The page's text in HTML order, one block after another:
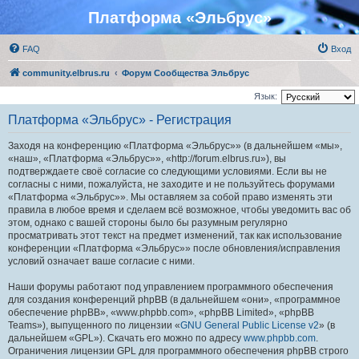
Платформа «Эльбрус»
FAQ Вход
community.elbrus.ru Форум Сообщества Эльбрус
Язык:
Платформа «Эльбрус» - Регистрация
Заходя на конференцию «Платформа «Эльбрус»» (в дальнейшем «мы»,
«наш», «Платформа «Эльбрус»», «http://forum.elbrus.ru»), вы
подтверждаете своё согласие со следующими условиями. Если вы не
согласны с ними, пожалуйста, не заходите и не пользуйтесь форумами
«Платформа «Эльбрус»». Мы оставляем за собой право изменять эти
правила в любое время и сделаем всё возможное, чтобы уведомить вас об
этом, однако с вашей стороны было бы разумным регулярно
просматривать этот текст на предмет изменений, так как использование
конференции «Платформа «Эльбрус»» после обновления/исправления
условий означает ваше согласие с ними.
Наши форумы работают под управлением программного обеспечения
для создания конференций phpBB (в дальнейшем «они», «программное
обеспечение phpBB», «www.phpbb.com», «phpBB Limited», «phpBB
Teams»), выпущенного по лицензии «GNU General Public License v2» (в
дальнейшем «GPL»). Скачать его можно по адресу www.phpbb.com.
Ограничения лицензии GPL для программного обеспечения phpBB строго